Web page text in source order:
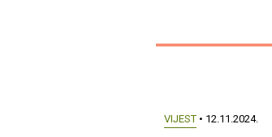
VIJEST• 12.11.2024.